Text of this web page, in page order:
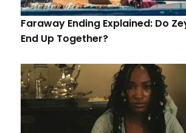
Faraway Ending Explained: Do
End Up Together?